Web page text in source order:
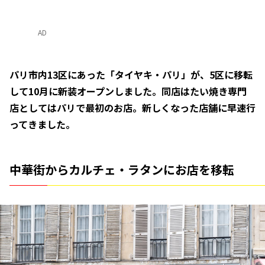
AD
パリ市内13区にあった「タイヤキ・パリ」が、5区に移転
して10月に新装オープンしました。同店はたい焼き専門
店としてはパリで最初のお店。新しくなった店舗に早速行
ってきました。
中華街からカルチェ・ラタンにお店を移転